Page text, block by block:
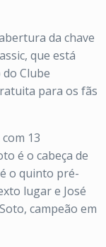
da chave
que está
Clube
para os fãs
13
é o cabeça de
o quinto pré-
lugar e José
campeão em